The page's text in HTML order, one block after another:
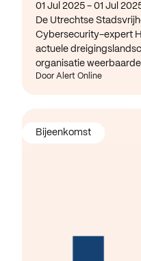
01 Jul 2025 - 01 Jul
De Utrechtse
Cybersecurity-expert
actuele
organisatie
Door Alert Online
Bijeenkomst